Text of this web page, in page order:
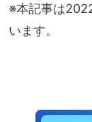
※本記事は
います。